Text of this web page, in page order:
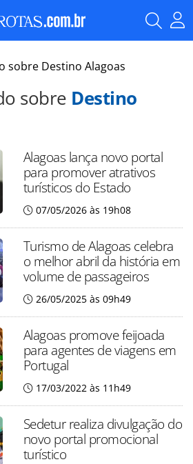
sobre Destino Alagoas
sobre Destino
Alagoas lança novo portal
para promover atrativos
turísticos do Estado
07/05/2026 às 19h08
Turismo de Alagoas celebra
o melhor abril da história em
volume de passageiros
26/05/2025 às 09h49
Alagoas promove feijoada
para agentes de viagens em
Portugal
17/03/2022 às 11h49
Sedetur realiza divulgação do
novo portal promocional
turístico